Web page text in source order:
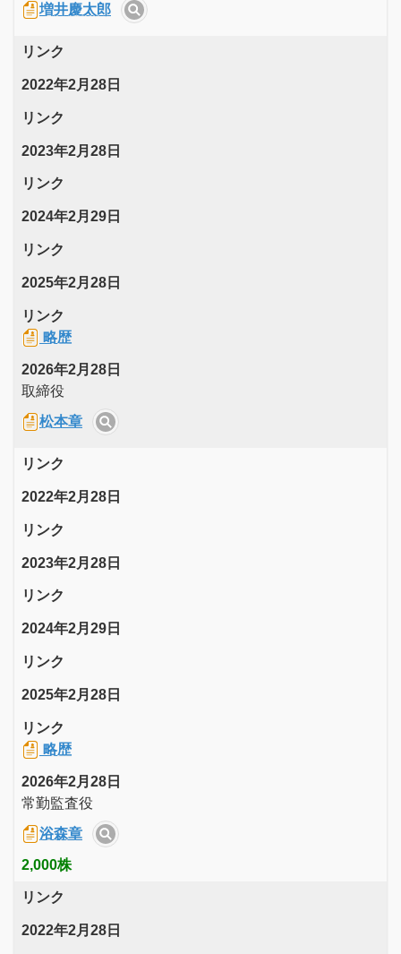
増井慶太郎
リンク
2022年2月28日
リンク
2023年2月28日
リンク
2024年2月29日
リンク
2025年2月28日
リンク
略歴
2026年2月28日
取締役
松本章
リンク
2022年2月28日
リンク
2023年2月28日
リンク
2024年2月29日
リンク
2025年2月28日
リンク
略歴
2026年2月28日
常勤監査役
浴森章
2,000株
リンク
2022年2月28日